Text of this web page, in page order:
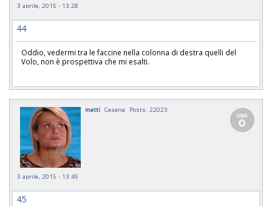
3 aprile, 2015 - 13:28
44
Oddio, vedermi tra le faccine nella colonna di destra quelli del
Volo, non è prospettiva che mi esalti.
matti Cesena Posts: 22023
3 aprile, 2015 - 13:45
45